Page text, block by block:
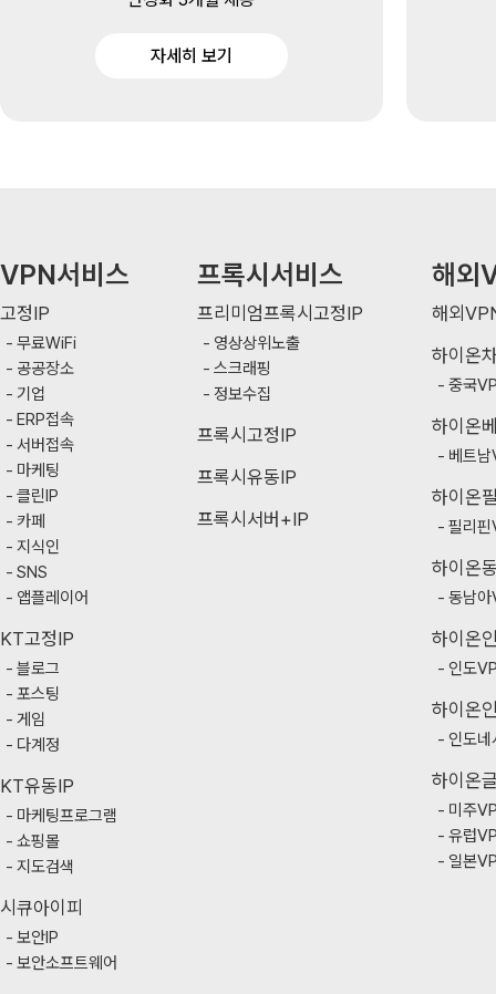
자세히 보기
VPN서비스
고정IP
무료WiFi
공공장소
기업
ERP접속
서버접속
마케팅
클린IP
카페
지식인
SNS
앱플레이어
KT고정IP
블로그
포스팅
게임
다계정
KT유동IP
마케팅프로그램
쇼핑몰
지도검색
시큐아이피
보안IP
보안소프트웨어
프록시서비스
프리미엄프록시고정IP
영상상위노출
스크래핑
정보수집
프록시고정IP
프록시유동IP
프록시서버+IP
해외
해외
하이온
중국
하이온
베트
하이온
필리
하이온
동남
하이온
인도
하이온
인도
하이온
미주
유럽
일본